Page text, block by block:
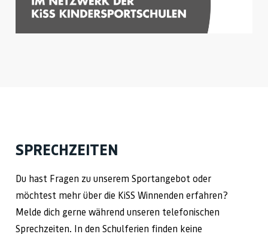
SPRECHZEITEN
Du hast Fragen zu unserem Sportangebot oder
möchtest mehr über die KiSS Winnenden erfahren?
Melde dich gerne während unseren telefonischen
Sprechzeiten. In den Schulferien finden keine